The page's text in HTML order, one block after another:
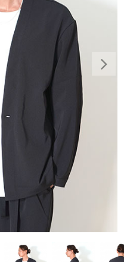
Next